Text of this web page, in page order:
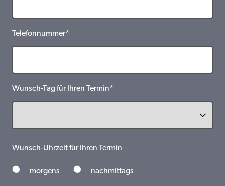
Telefonnummer*
Wunsch-Tag für Ihren Termin*
Wunsch-Uhrzeit für Ihren Termin
morgens nachmittags